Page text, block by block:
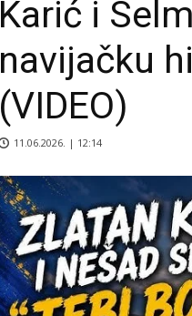
Karić i
navijačku
(VIDEO)
11.06.2026. | 12:14